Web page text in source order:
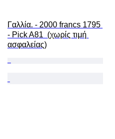
Γαλλία. - 2000 francs 1795
- Pick A81  (χωρίς τιμή
ασφαλείας)